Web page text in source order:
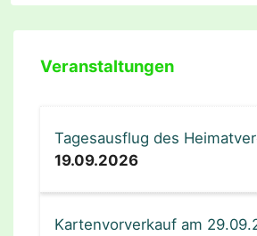
Veranstaltungen
Tagesausflug des
19.09.2026
Kartenvorverkauf am